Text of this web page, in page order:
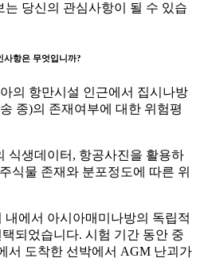
당신의 관심사항이 될 수 있습
항은 무엇입니까?
의 항만시설 인근에서 집시나방
종)의 존재여부에 대한 위험평
식생데이터, 항공사진을 활용하
식물 존재와 분포정도에 따른 위
내에서 아시아매미나방의 독립적
되었습니다. 시험 기간 동안 중
서 도착한 선박에서 AGM 난괴가